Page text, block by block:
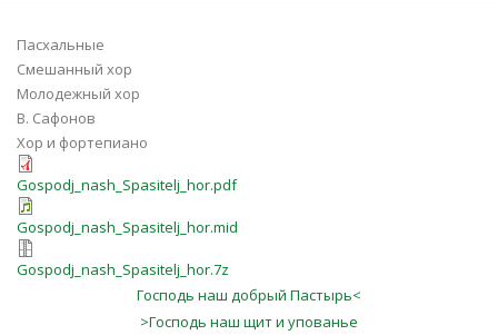
Пасхальные
Смешанный хор
Молодежный хор
В. Сафонов
Хор и фортепиано
Gospodj_nash_Spasitelj_hor.pdf
Gospodj_nash_Spasitelj_hor.mid
Gospodj_nash_Spasitelj_hor.7z
Господь наш добрый Пастырь<
>Господь наш щит и упованье